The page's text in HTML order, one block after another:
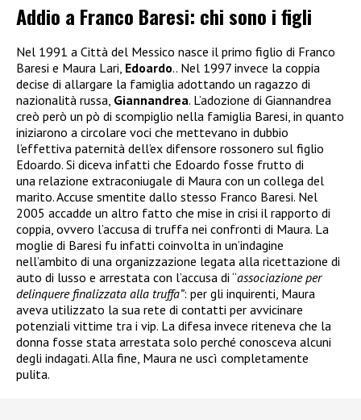
Addio a Franco Baresi: chi sono i figli
Nel 1991 a Città del Messico nasce il primo figlio di Franco
Baresi e Maura Lari, Edoardo.. Nel 1997 invece la coppia
decise di allargare la famiglia adottando un ragazzo di
nazionalità russa, Giannandrea. L’adozione di Giannandrea
creò però un pò di scompiglio nella famiglia Baresi, in quanto
iniziarono a circolare voci che mettevano in dubbio
l’effettiva paternità dell’ex difensore rossonero sul figlio
Edoardo. Si diceva infatti che Edoardo fosse frutto di
una relazione extraconiugale di Maura con un collega del
marito. Accuse smentite dallo stesso Franco Baresi. Nel
2005 accadde un altro fatto che mise in crisi il rapporto di
coppia, ovvero l’accusa di truffa nei confronti di Maura. La
moglie di Baresi fu infatti coinvolta in un’indagine
nell’ambito di una organizzazione legata alla ricettazione di
auto di lusso e arrestata con l’accusa di “associazione per
delinquere finalizzata alla truffa”: per gli inquirenti, Maura
aveva utilizzato la sua rete di contatti per avvicinare
potenziali vittime tra i vip. La difesa invece riteneva che la
donna fosse stata arrestata solo perché conosceva alcuni
degli indagati. Alla fine, Maura ne uscì completamente
pulita.